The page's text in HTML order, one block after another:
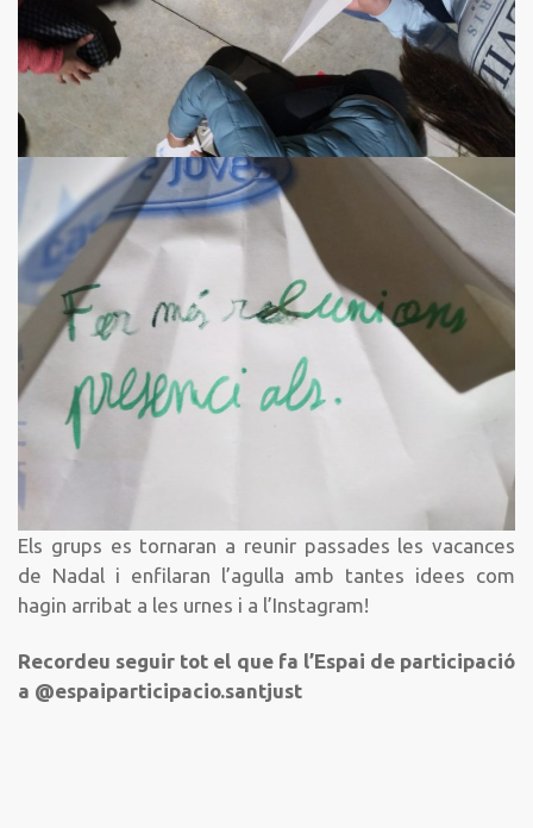
Els grups es tornaran a reunir passades les vacances
de Nadal i enfilaran l’agulla amb tantes idees com
hagin arribat a les urnes i a l’Instagram!
Recordeu seguir tot el que fa l’Espai de participació
a @espaiparticipacio.santjust